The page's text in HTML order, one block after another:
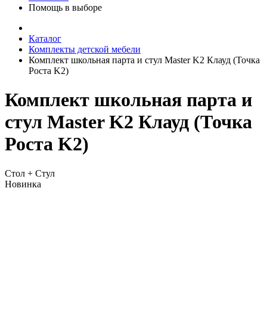
Помощь в выборе
Каталог
Комплекты детской мебели
Комплект школьная парта и стул Master K2 Клауд (Точка
Роста K2)
Комплект школьная парта и
стул Master K2 Клауд (Точка
Роста K2)
Стол + Стул
Новинка